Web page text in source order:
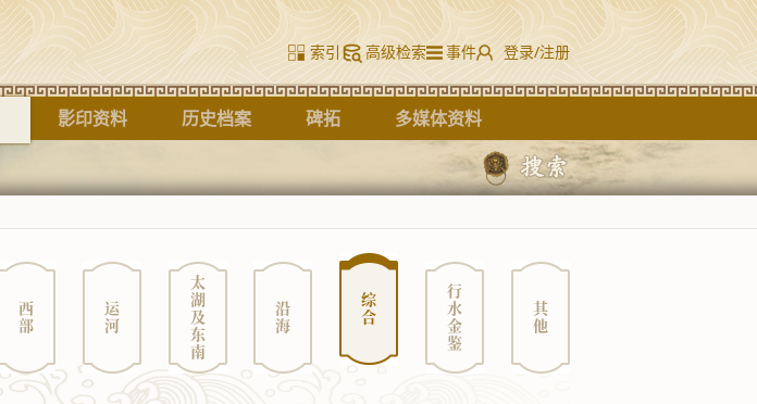
索引 高级检索 事件 登录/注册
影印资料 历史档案 碑拓 多媒体资料
标题
西部 运河 太湖及东南 沿海 综合 行水金鉴 其他